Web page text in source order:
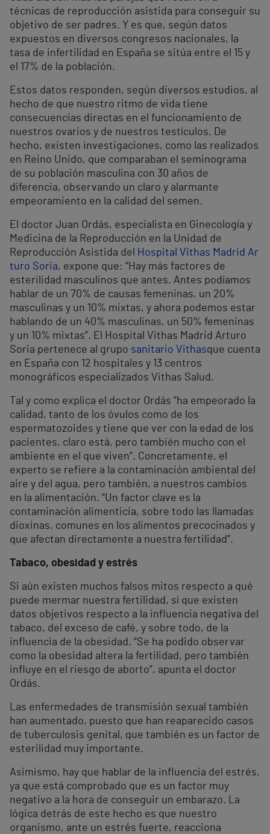
técnicas de reproducción asistida para conseguir su
objetivo de ser padres. Y es que, según datos
expuestos en diversos congresos nacionales, la
tasa de infertilidad en España se sitúa entre el 15 y
el 17% de la población.
Estos datos responden, según diversos estudios, al
hecho de que nuestro ritmo de vida tiene
consecuencias directas en el funcionamiento de
nuestros ovarios y de nuestros testículos. De
hecho, existen investigaciones, como las realizados
en Reino Unido, que comparaban el seminograma
de su población masculina con 30 años de
diferencia, observando un claro y alarmante
empeoramiento en la calidad del semen.
El doctor Juan Ordás, especialista en Ginecología y
Medicina de la Reproducción en la Unidad de
Reproducción Asistida del
Hospital Vithas Madrid Ar
turo Soria, expone que: “Hay más factores de
esterilidad masculinos que antes. Antes podíamos
hablar de un 70% de causas femeninas, un 20%
masculinas y un 10% mixtas, y ahora podemos estar
hablando de un 40% masculinas, un 50% femeninas
y un 10% mixtas”. El Hospital Vithas Madrid Arturo
Soria pertenece al grupo sanitario Vithasque cuenta
en España con 12 hospitales y 13 centros
monográficos especializados Vithas Salud.
Tal y como explica el doctor Ordás “ha empeorado la
calidad, tanto de los óvulos como de los
espermatozoides y tiene que ver con la edad de los
pacientes, claro está, pero también mucho con el
ambiente en el que viven”. Concretamente, el
experto se refiere a la contaminación ambiental del
aire y del agua, pero también, a nuestros cambios
en la alimentación. “Un factor clave es la
contaminación alimenticia, sobre todo las llamadas
dioxinas, comunes en los alimentos precocinados y
que afectan directamente a nuestra fertilidad”.
Tabaco, obesidad y estrés
Si aún existen muchos falsos mitos respecto a qué
puede mermar nuestra fertilidad, sí que existen
datos objetivos respecto a la influencia negativa del
tabaco, del exceso de café, y sobre todo, de la
influencia de la obesidad. “Se ha podido observar
como la obesidad altera la fertilidad, pero también
influye en el riesgo de aborto”, apunta el doctor
Ordás.
Las enfermedades de transmisión sexual también
han aumentado, puesto que han reaparecido casos
de tuberculosis genital, que también es un factor de
esterilidad muy importante.
Asimismo, hay que hablar de la influencia del estrés,
ya que está comprobado que es un factor muy
negativo a la hora de conseguir un embarazo. La
lógica detrás de este hecho es que nuestro
organismo, ante un estrés fuerte, reacciona